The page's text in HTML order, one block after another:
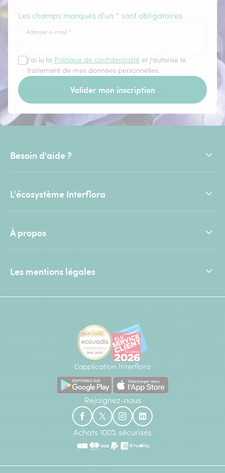
Les champs marqués d'un * sont obligatoires.
Adresse e-mail *
J'ai lu la Politique de confidentialité et j'autorise le
traitement de mes données personnelles.
Valider mon inscription
Besoin d'aide ?
L'écosystème Interflora
À propos
Les mentions légales
L'application Interflora
Rejoignez-nous
Achats 100% sécurisés